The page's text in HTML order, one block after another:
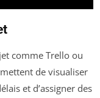
comme Trello ou
de visualiser
et d’assigner des